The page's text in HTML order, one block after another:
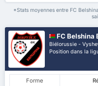
*Stats moyennes entre FC
FC Belshina
Biélorussie -
Position dans la
Forme